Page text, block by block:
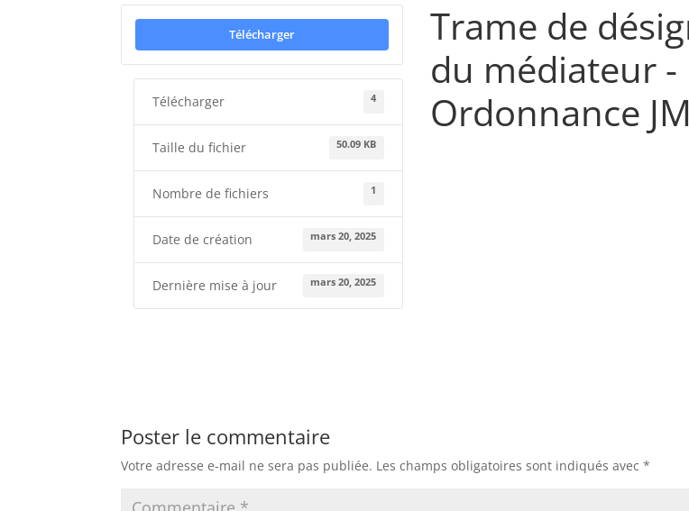
Télécharger
Télécharger 4
Taille du fichier 50.09 KB
Nombre de fichiers 1
Date de création mars 20, 2025
Dernière mise à jour mars 20, 2025
Trame de
du médiateur -
Ordonnance
Poster le commentaire
Votre adresse e-mail ne sera pas publiée. Les champs obligatoires sont indiqués avec*